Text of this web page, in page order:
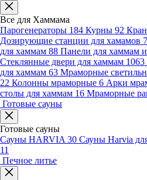
Все для Хаммама
Парогенераторы 184 Курны 92
Дозирующие станции для хамамов 7
для хаммам 88 Панели для хаммам
Стеклянные двери для хаммам 1063
для хаммам 63 Мраморные
22 Колонны мраморные 6 Арки
столы для хаммам 16 Мраморные
Готовые сауны
Готовые сауны
Сауны HARVIA 30 Сауны Harvia
11
Печное литье